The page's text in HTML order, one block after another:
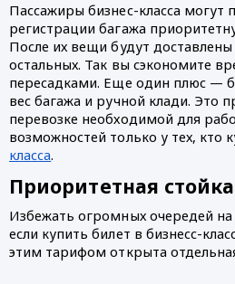
Пассажиры бизнес-класса могут
регистрации багажа
После их вещи будут
остальных. Так вы сэкономите
пересадками. Еще один плюс —
вес багажа и ручной клади. Это
перевозке необходимой для
возможностей только у тех, кто
класса.
Приоритетная
Избежать огромных очередей
если купить билет в бизнесс-
этим тарифом открыта